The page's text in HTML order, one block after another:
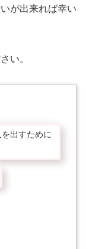
が出来れば幸い
い。
出すために